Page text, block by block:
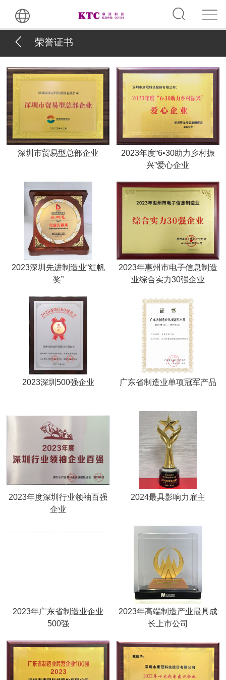
荣誉证书
深圳市贸易型总部企业
2023年度“6•30助力乡村振
兴”爱心企业
2023深圳先进制造业“红帆
奖”
2023年惠州市电子信息制造
业综合实力30强企业
2023深圳500强企业 广东省制造业单项冠军产品
2023年度深圳行业领袖百强
企业
2024最具影响力雇主
2023年广东省制造业企业
500强
2023年高端制造产业最具成
长上市公司